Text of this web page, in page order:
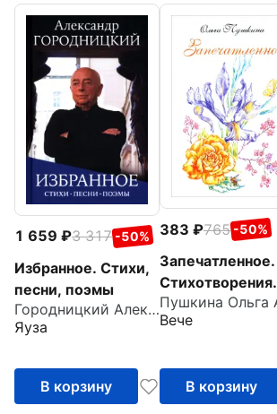
1 659 3 317 -50%
Избранное. Стихи,
песни, поэмы
Городницкий Александр Моисеевич
Яуза
В корзину
383 765 -50%
Запечатленное.
Стихотворения.
Избранное
Вече
В корзину